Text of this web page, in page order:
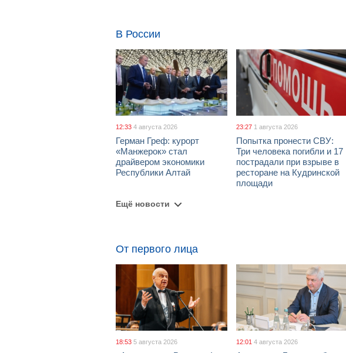
В России
12:33 4 августа 2026
Герман Греф: курорт
«Манжерок» стал
драйвером экономики
Республики Алтай
23:27 1 августа 2026
Попытка пронести СВУ:
Три человека погибли и 17
пострадали при взрыве в
ресторане на Кудринской
площади
Ещё новости
От первого лица
18:53 5 августа 2026 12:01 4 августа 2026